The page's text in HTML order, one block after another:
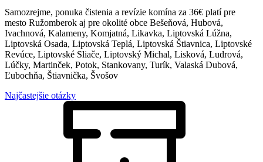
Samozrejme, ponuka čistenia a revízie komína za 36€ platí pre
mesto Ružomberok aj pre okolité obce Bešeňová, Hubová,
Ivachnová, Kalameny, Komjatná, Likavka, Liptovská Lúžna,
Liptovská Osada, Liptovská Teplá, Liptovská Štiavnica, Liptovské
Revúce, Liptovské Sliače, Liptovský Michal, Lisková, Ludrová,
Lúčky, Martinček, Potok, Stankovany, Turík, Valaská Dubová,
Ľubochňa, Štiavnička, Švošov
Najčastejšie otázky